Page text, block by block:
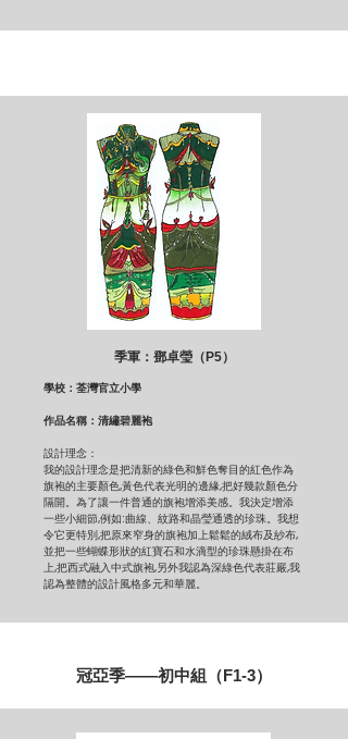
季軍：鄧卓瑩（P5）
學校：荃灣官立小學
作品名稱：清繡碧麗袍
設計理念：
我的設計理念是把清新的綠色和鮮色奪目的紅色作為
旗袍的主要顏色,黃色代表光明的邊緣,把好幾款顏色分
隔開。為了讓一件普通的旗袍增添美感。我決定增添
一些小細節,例如:曲線、紋路和晶瑩通透的珍珠。我想
令它更特別,把原來窄身的旗袍加上鬆鬆的絨布及紗布,
並把一些蝴蝶形狀的紅寶石和水滴型的珍珠懸掛在布
上,把西式融入中式旗袍,另外我認為深綠色代表莊嚴,我
認為整體的設計風格多元和華麗。
冠亞季——初中組（F1-3）